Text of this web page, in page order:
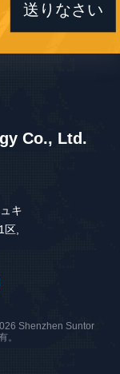
送りなさい
Co., Ltd.
キ
区,
Shenzhen Suntor
。